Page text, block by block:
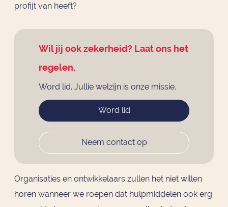
profijt van heeft?
Wil jij ook zekerheid? Laat ons het
regelen.
Word lid. Jullie welzijn is onze missie.
Word lid
Neem contact op
Organisaties en ontwikkelaars zullen het niet willen
horen wanneer we roepen dat hulpmiddelen ook erg